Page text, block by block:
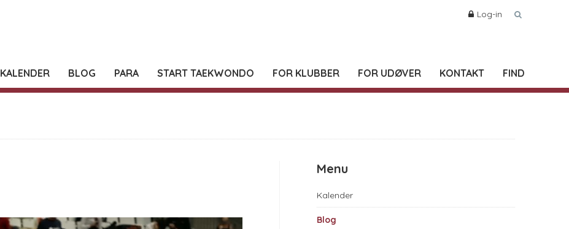
Log-in
KALENDER BLOG PARA START TAEKWONDO FOR KLUBBER FOR UDØVER KONTAKT FIND
Menu
Kalender
Blog